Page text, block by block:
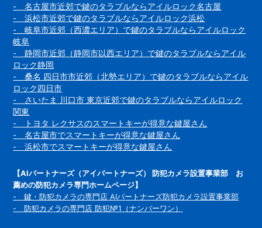
- 名古屋市近郊で鍵のタラブルならアイルロック名古屋
- 浜松市近郊で鍵のタラブルならアイルロック浜松
- 岐阜市近郊（西濃エリア）で鍵のタラブルならアイルロック
岐阜
- 静岡市近郊（静岡市以西エリア）で鍵のタラブルならアイル
ロック静岡
- 桑名 四日市市近郊（北勢エリア）で鍵のタラブルならアイル
ロック四日市
- さいたま 川口市 東京近郊で鍵のタラブルならアイルロック
関東
- トヨタ レクサスのスマートキーが得意な鍵屋さん
- 名古屋市でスマートキーが得意な鍵屋さん
- 浜松市でスマートキーが得意な鍵屋さん
【AIパートナーズ（アイパートナーズ） 防犯カメラ設置事業部 お
薦めの防犯カメラ専門ホームページ】
- 鍵・防犯カメラの専門店 AIパートナーズ防犯カメラ設置事業部
- 防犯カメラの専門店 防犯№1（ナンバーワン）